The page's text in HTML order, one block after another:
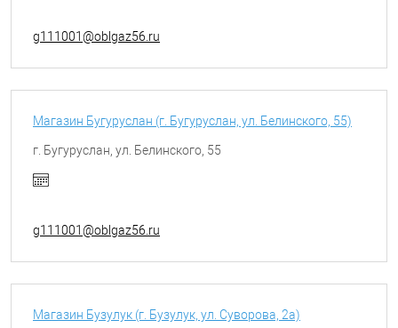
g111001@oblgaz56.ru
Магазин Бугуруслан (г. Бугуруслан, ул. Белинского, 55)
г. Бугуруслан, ул. Белинского, 55
g111001@oblgaz56.ru
Магазин Бузулук (г. Бузулук, ул. Суворова, 2а)